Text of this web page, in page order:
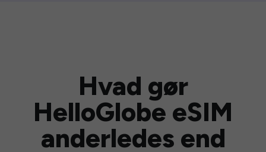
Hvad gør
HelloGlobe eSIM
anderledes end